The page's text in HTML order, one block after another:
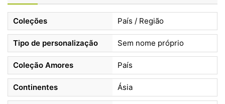
Coleções País / Região
Tipo de personalização Sem nome próprio
Coleção Amores País
Continentes Ásia